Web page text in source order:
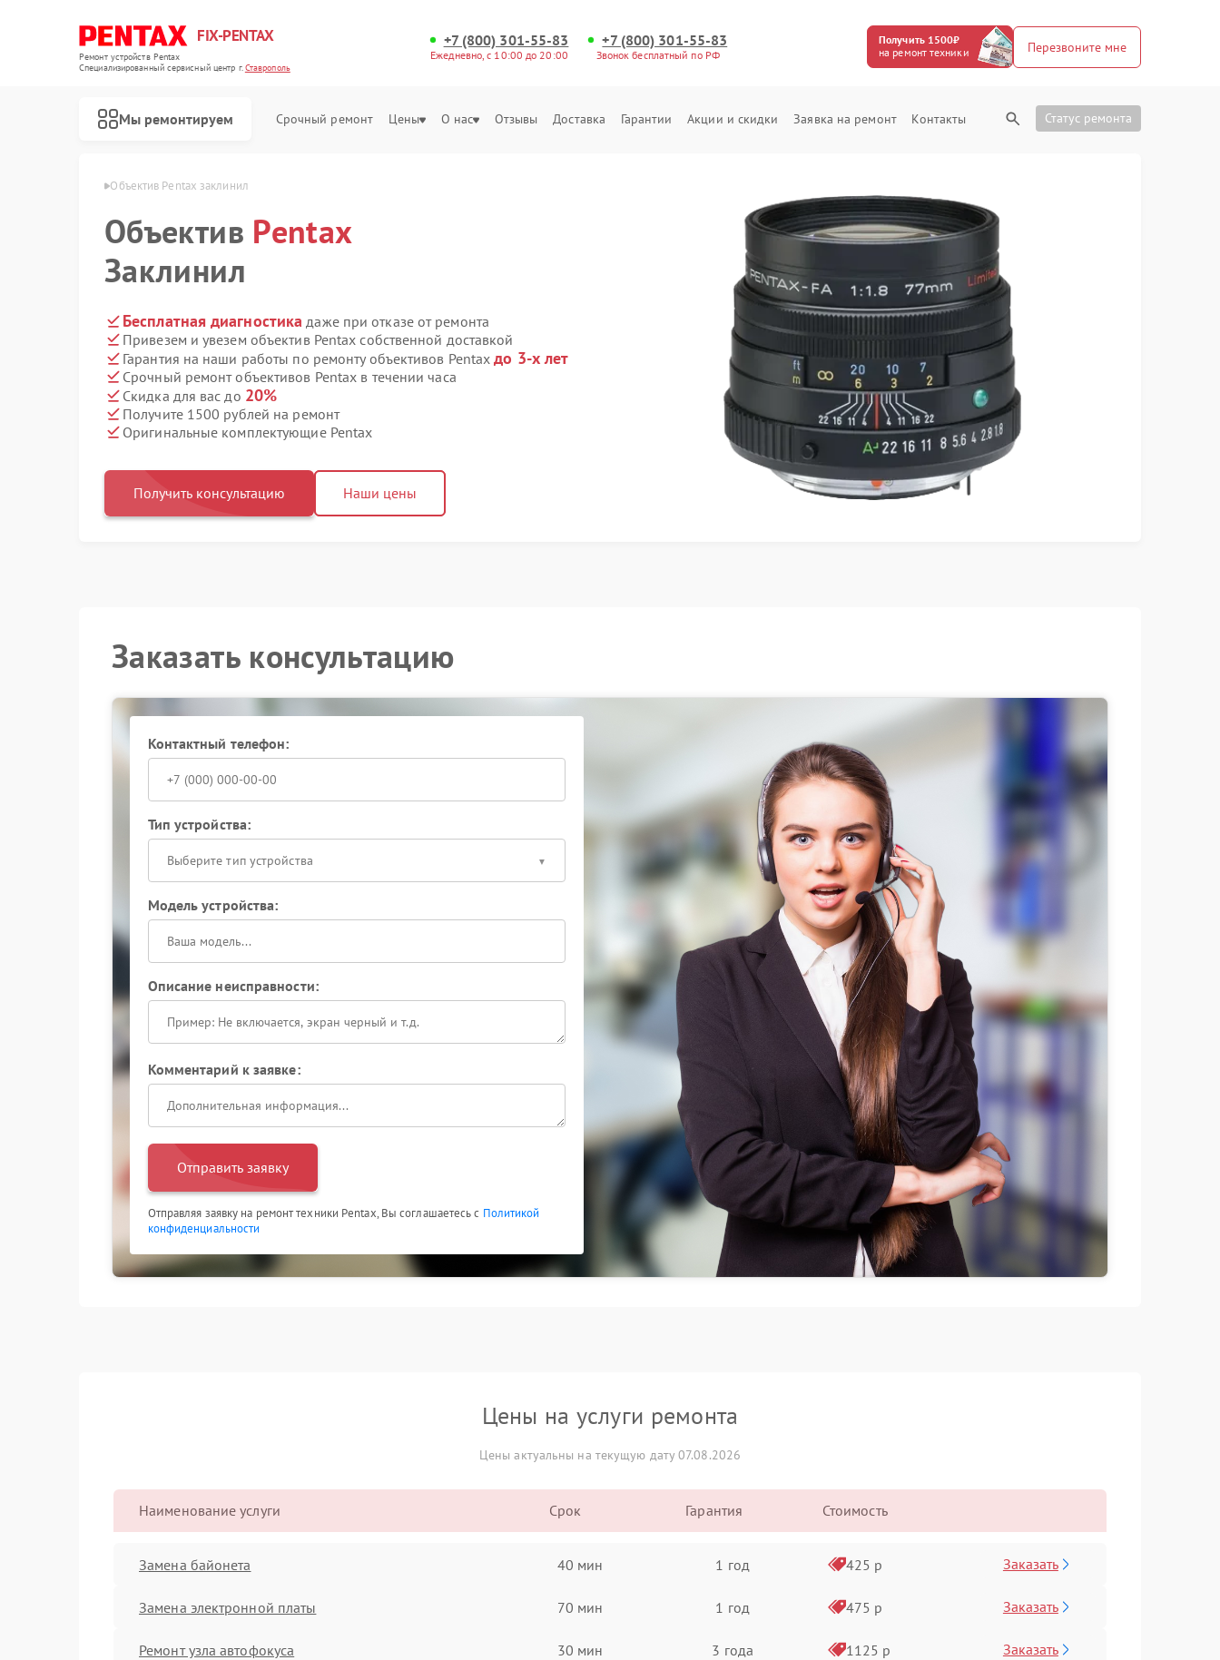
FIX-PENTAX
Ремонт устройств Pentax
Специализированный cервисный центр г.Ставрополь
+7 (800) 301-55-83
Ежедневно, с 10:00 до 20:00
+7 (800) 301-55-83
Звонок бесплатный по РФ
Получить 1500₽
на ремонт техники
Перезвоните мне
Мы ремонтируем Срочный ремонт Цены О нас Отзывы Доставка Гарантии Акции и скидки Заявка на ремонт Контакты Статус ремонта
в Ставрополе Объектив Pentax заклинил
Объектив Pentax
Заклинил
Бесплатная диагностика даже при отказе от ремонта
Привезем и увезем объектив Pentax собственной доставкой
Гарантия на наши работы по ремонту объективов Pentaxдо 3-х лет
Срочный ремонт объективов Pentax в течении часа
Скидка для вас до 20%
Получите 1500 рублей на ремонт
Оригинальные комплектующие Pentax
Получить консультацию Наши цены
Заказать консультацию
Контактный телефон:
Тип устройства:
Выберите тип устройства
Модель устройства:
Описание неисправности:
Комментарий к заявке:
Отправить заявку
Отправляя заявку на ремонт техники Pentax, Вы соглашаетесь с Политикой
конфиденциальности
Цены на услуги ремонта
Цены актуальны на текущую дату 07.08.2026
Наименование услуги Срок Гарантия Стоимость
Замена байонета 40 мин 1 год 425 р Заказать
Замена электронной платы 70 мин 1 год 475 р Заказать
Ремонт узла автофокуса 30 мин 3 года 1125 р Заказать